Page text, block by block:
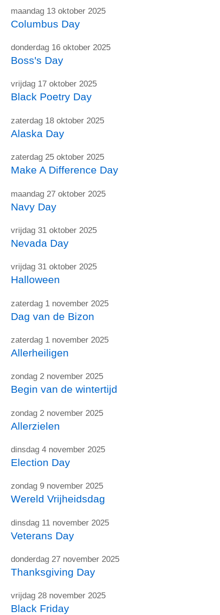
maandag 13 oktober 2025
Columbus Day
donderdag 16 oktober 2025
Boss's Day
vrijdag 17 oktober 2025
Black Poetry Day
zaterdag 18 oktober 2025
Alaska Day
zaterdag 25 oktober 2025
Make A Difference Day
maandag 27 oktober 2025
Navy Day
vrijdag 31 oktober 2025
Nevada Day
vrijdag 31 oktober 2025
Halloween
zaterdag 1 november 2025
Dag van de Bizon
zaterdag 1 november 2025
Allerheiligen
zondag 2 november 2025
Begin van de wintertijd
zondag 2 november 2025
Allerzielen
dinsdag 4 november 2025
Election Day
zondag 9 november 2025
Wereld Vrijheidsdag
dinsdag 11 november 2025
Veterans Day
donderdag 27 november 2025
Thanksgiving Day
vrijdag 28 november 2025
Black Friday